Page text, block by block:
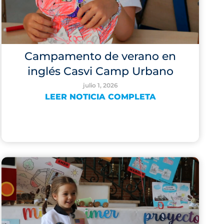
Campamento de verano en
inglés Casvi Camp Urbano
julio 1, 2026
LEER NOTICIA COMPLETA